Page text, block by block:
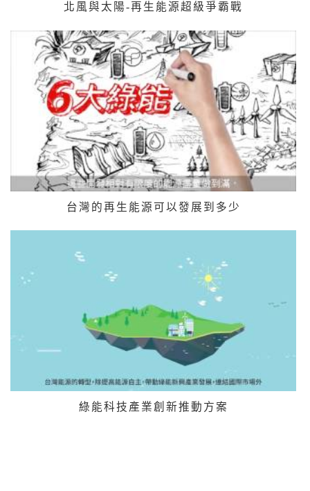
北風與太陽-再生能源超級爭霸戰
台灣的再生能源可以發展到多少
綠能科技產業創新推動方案